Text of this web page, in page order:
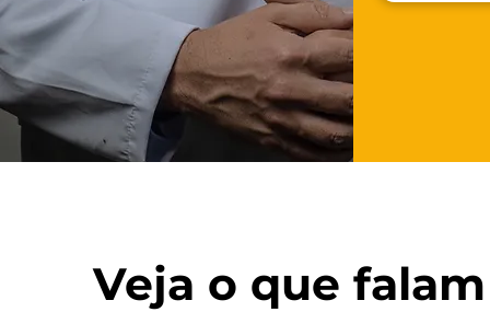
Veja o que